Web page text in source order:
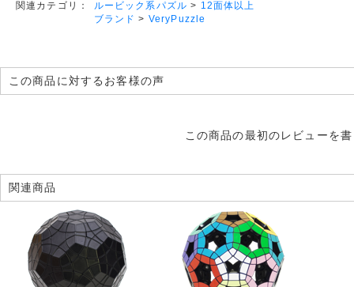
関連カテゴリ： ルービック系パズル > 12面体以上
ブランド > VeryPuzzle
この商品に対するお客様の声
この商品の最初のレビューを
関連商品